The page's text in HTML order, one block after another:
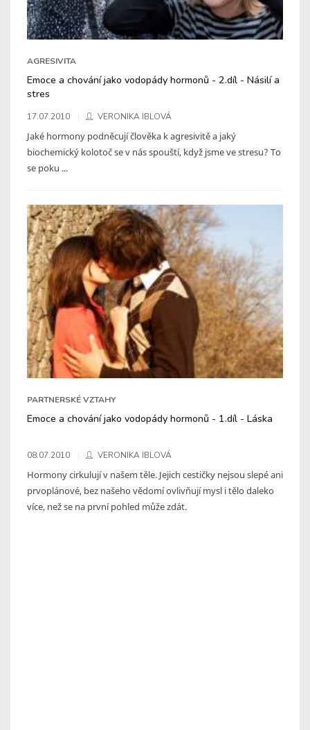
AGRESIVITA
Emoce a chování jako vodopády hormonů - 2.díl - Násilí a
stres
17.07.2010 VERONIKA IBLOVÁ
Jaké hormony podněcují člověka k agresivitě a jaký
biochemický kolotoč se v nás spouští, když jsme ve stresu? To
se poku ...
PARTNERSKÉ VZTAHY
Emoce a chování jako vodopády hormonů - 1.díl - Láska
08.07.2010 VERONIKA IBLOVÁ
Hormony cirkulují v našem těle. Jejich cestičky nejsou slepé ani
prvoplánové, bez našeho vědomí ovlivňují mysl i tělo daleko
více, než se na první pohled může zdát.